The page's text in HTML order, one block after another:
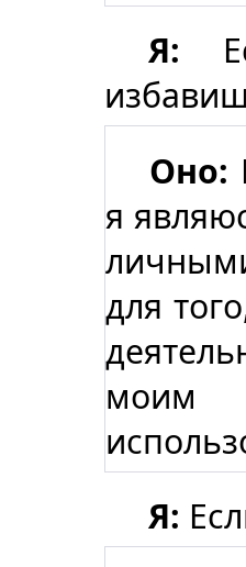
Я:
Оно:
я
для
моим
Я: